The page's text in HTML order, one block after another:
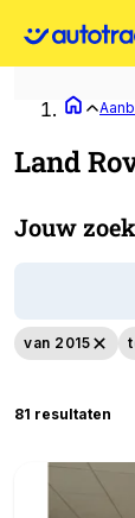
Land
Jouw
van 2015
81 resultaten